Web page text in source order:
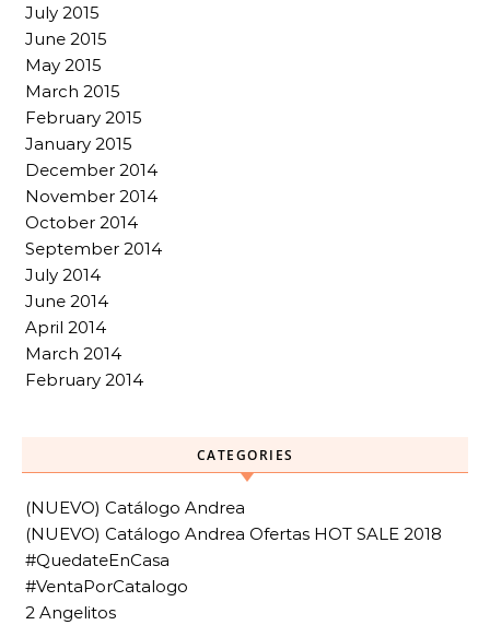
July 2015
June 2015
May 2015
March 2015
February 2015
January 2015
December 2014
November 2014
October 2014
September 2014
July 2014
June 2014
April 2014
March 2014
February 2014
CATEGORIES
(NUEVO) Catálogo Andrea
(NUEVO) Catálogo Andrea Ofertas HOT SALE 2018
#QuedateEnCasa
#VentaPorCatalogo
2 Angelitos